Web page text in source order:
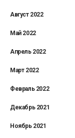
Август 2022
Май 2022
Апрель 2022
Март 2022
Февраль 2022
Декабрь 2021
Ноябрь 2021